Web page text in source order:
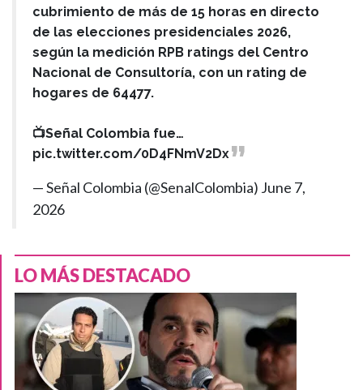
cubrimiento de más de 15 horas en directo
de las elecciones presidenciales 2026,
según la medición RPB ratings del Centro
Nacional de Consultoría, con un rating de
hogares de 64477.
📺Señal Colombia fue…
pic.twitter.com/0D4FNmV2Dx
— Señal Colombia (@SenalColombia) June 7,
2026
LO MÁS DESTACADO